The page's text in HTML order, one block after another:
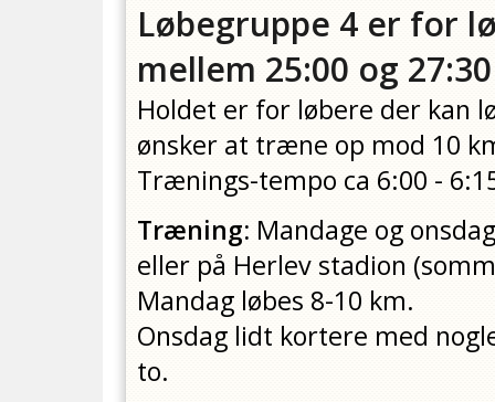
Løbegruppe 4 er for
mellem 25:00 og 27:30
Holdet er for løbere der kan
ønsker at træne op mod 10
Trænings-tempo ca 6:00 -
Træning: Mandage og
eller på Herlev stadion
Mandag løbes 8-10 km.
Onsdag lidt kortere med
to.